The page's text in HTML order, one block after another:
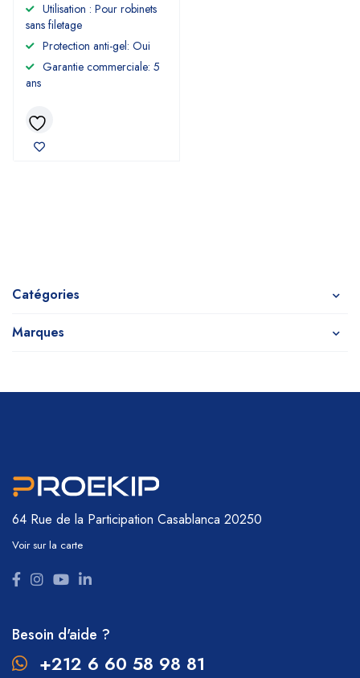
Catégories
Marques
Utilisation : Pour robinets
sans filetage
Protection anti-gel: Oui
Garantie commerciale: 5
ans
64 Rue de la Participation Casablanca 20250
Voir sur la carte
Besoin d'aide ?
+212 6 60 58 98 81